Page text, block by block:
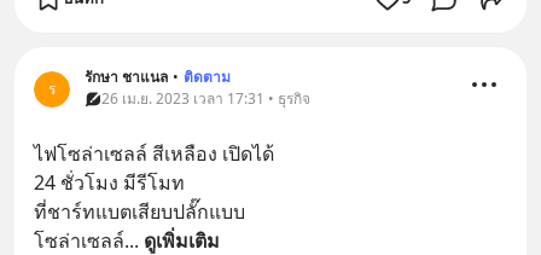
ร
รักษา ชาแนล • ติดตาม
26 เม.ย. 2023 เวลา 17:31 • ธุรกิจ
ไฟโซล่าเซลล์ สีเหลือง เปิดได้
24 ชั่วโมง มีรีโมท
ที่ชาร์ทแบตเสียบปลั๊กแบบ
โซล่าเซลล์... ดูเพิ่มเติม